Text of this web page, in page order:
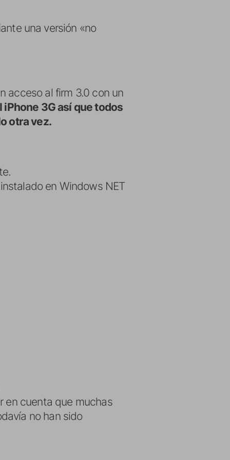
una versión «no
acceso al firm 3.0 con un
3G así que todos
otra vez.
en Windows NET
en cuenta que muchas
no han sido